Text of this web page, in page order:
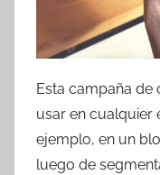
Esta campaña
usar en cualquier
ejemplo, en un
luego de